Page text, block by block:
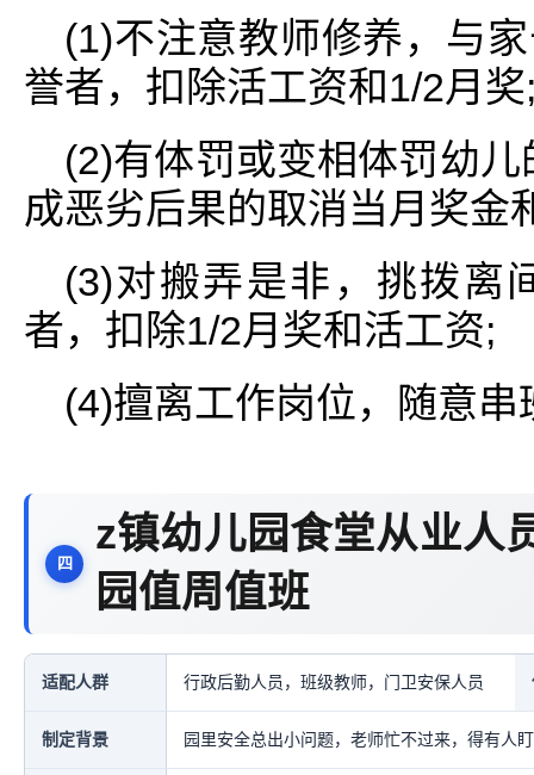
(1)不注意教师修养，与
誉者，扣除活工资和1/2月奖
(2)有体罚或变相体罚幼
成恶劣后果的取消当月奖金
(3)对搬弄是非，挑拨离
者，扣除1/2月奖和活工资;
(4)擅离工作岗位，随意
z镇幼儿园食堂从业人
园值周值班
适配人群 行政后勤人员，班级教师，门卫安保人员
制定背景 园里安全总出小问题，老师忙不过来，得有人